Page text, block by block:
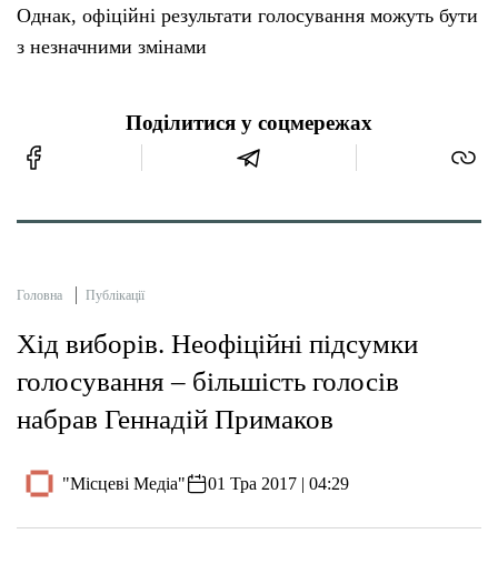
Однак, офіційні результати голосування можуть бути
з незначними змінами
Поділитися у соцмережах
Головна Публікації
​Хід виборів. Неофіційні підсумки
голосування – більшість голосів
набрав Геннадій Примаков
"Місцеві Медіа" 01 Тра 2017 | 04:29